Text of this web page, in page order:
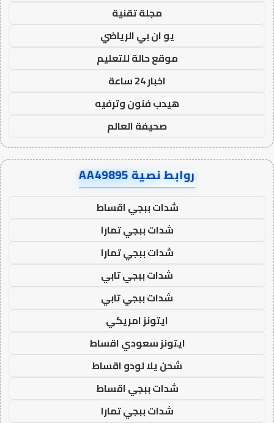
مجلة تقنية
يو ان بي الرياضي
موقع حالة للتعليم
اخبار 24 ساعة
هيدب فنون وترفيه
صحيفة العالم
روابط نصية AA49895
شدات ببجي اقساط
شدات ببجي تمارا
شدات ببجي تمارا
شدات ببجي تابي
شدات ببجي تابي
ايتونز امريكي
ايتونز سعودي اقساط
شحن يلا لودو اقساط
شدات ببجي اقساط
شدات ببجي تمارا